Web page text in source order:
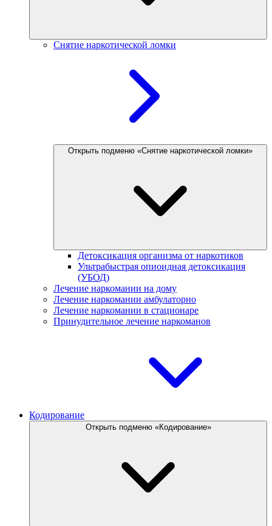
Снятие наркотической ломки
Открыть подменю «Снятие наркотической ломки»
Детоксикация организма от наркотиков
Ультрабыстрая опиоидная детоксикация
(УБОД)
Лечение наркомании на дому
Лечение наркомании амбулаторно
Лечение наркомании в стационаре
Принудительное лечение наркоманов
Кодирование
Открыть подменю «Кодирование»